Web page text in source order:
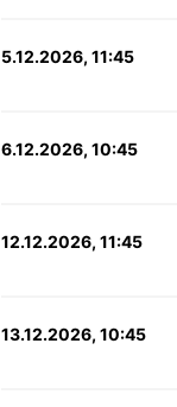
5.12.2026, 11:45
6.12.2026, 10:45
12.12.2026, 11:45
13.12.2026, 10:45